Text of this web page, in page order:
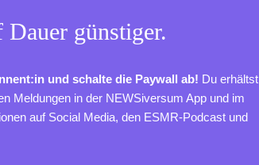
Dauer günstiger.
und schalte die Paywall ab! Du erhältst
Meldungen in der NEWSiversum App und im
auf Social Media, den ESMR-Podcast und